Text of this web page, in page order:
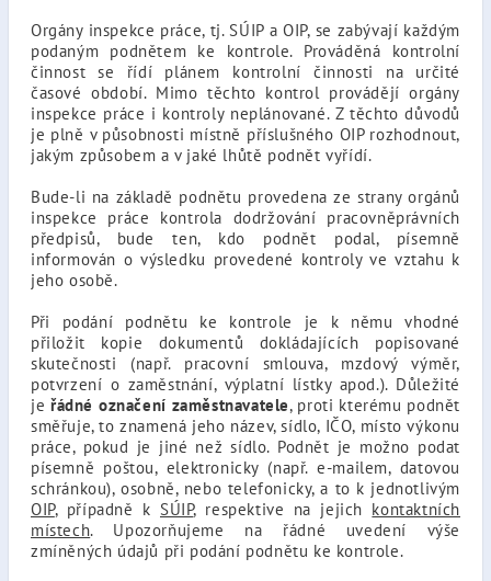
Orgány inspekce práce, tj. SÚIP a OIP, se zabývají každým
podaným podnětem ke kontrole. Prováděná kontrolní
činnost se řídí plánem kontrolní činnosti na určité
časové období. Mimo těchto kontrol provádějí orgány
inspekce práce i kontroly neplánované. Z těchto důvodů
je plně v působnosti místně příslušného OIP rozhodnout,
jakým způsobem a v jaké lhůtě podnět vyřídí.
Bude-li na základě podnětu provedena ze strany orgánů
inspekce práce kontrola dodržování pracovněprávních
předpisů, bude ten, kdo podnět podal, písemně
informován o výsledku provedené kontroly ve vztahu k
jeho osobě.
Při podání podnětu ke kontrole je k němu vhodné
přiložit kopie dokumentů dokládajících popisované
skutečnosti (např. pracovní smlouva, mzdový výměr,
potvrzení o zaměstnání, výplatní lístky apod.). Důležité
jeřádné označení zaměstnavatele, proti kterému podnět
směřuje, to znamená jeho název, sídlo, IČO, místo výkonu
práce, pokud je jiné než sídlo. Podnět je možno podat
písemně poštou, elektronicky (např. e-mailem, datovou
schránkou), osobně, nebo telefonicky, a to k jednotlivým
OIP, případně k SÚIP, respektive na jejich kontaktních
místech. Upozorňujeme na řádné uvedení výše
zmíněných údajů při podání podnětu ke kontrole.